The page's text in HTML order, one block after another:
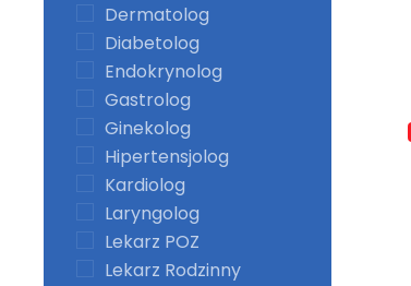
Dermatolog
Diabetolog
Endokrynolog
Gastrolog
Ginekolog
Hipertensjolog
Kardiolog
Laryngolog
Lekarz POZ
Lekarz Rodzinny